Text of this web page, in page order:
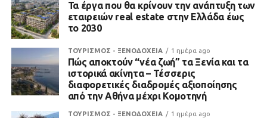
Τα έργα που θα κρίνουν την ανάπτυξη των
εταιρειών real estate στην Ελλάδα έως
το 2030
ΤΟΥΡΙΣΜΟΣ - ΞΕΝΟΔΟΧΕΙΑ 1 ημέρα ago
Πώς αποκτούν “νέα ζωή” τα Ξενία και τα
ιστορικά ακίνητα – Τέσσερις
διαφορετικές διαδρομές αξιοποίησης
από την Αθήνα μέχρι Κομοτηνή
ΤΟΥΡΙΣΜΟΣ - ΞΕΝΟΔΟΧΕΙΑ 1 ημέρα ago